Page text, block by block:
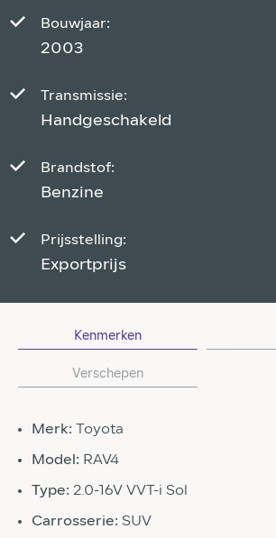
Bouwjaar:
2003
Transmissie:
Handgeschakeld
Brandstof:
Benzine
Prijsstelling:
Exportprijs
Kenmerken
Verschepen
Merk: Toyota
Model: RAV4
Type: 2.0-16V VVT-i Sol
Carrosserie: SUV